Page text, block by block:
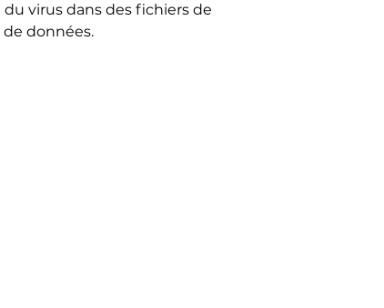
virus dans des fichiers de
données.